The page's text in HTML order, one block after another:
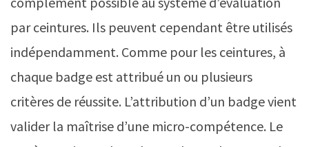
par ceintures. Ils peuvent cependant être utilisés
indépendamment. Comme pour les ceintures, à
chaque badge est attribué un ou plusieurs
critères de réussite. L’attribution d’un badge vient
valider la maîtrise d’une micro-compétence. Le